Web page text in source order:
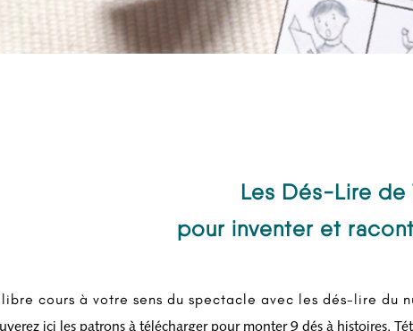
Les Dés-Lire de
pour inventer et
libre cours à votre sens du spectacle avec les dés-lire du
ici les patrons à télécharger pour monter 9 dés à histoires.